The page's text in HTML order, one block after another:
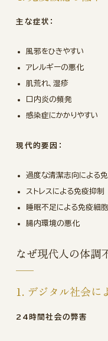
主な症状：
風邪をひきやすい
アレルギーの悪化
肌荒れ、湿疹
口内炎の頻発
感染症にかかりやすい
現代的要因：
過度な清潔志向による
ストレスによる免疫抑制
睡眠不足による免疫細
腸内環境の悪化
なぜ現代人の体調
1. デジタル社会に
24時間社会の弊害